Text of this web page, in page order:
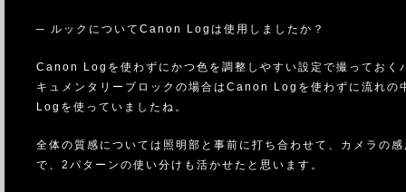
─ ルックについてCanon Logは使用しましたか？
Canon Logを使わずにかつ色を調整しやすい設定で撮ってお
キュメンタリーブロックの場合はCanon Logを使わずに流れ
Logを使っていましたね。
全体の質感については照明部と事前に打ち合わせて、カメラの
で、2パターンの使い分けも活かせたと思います。